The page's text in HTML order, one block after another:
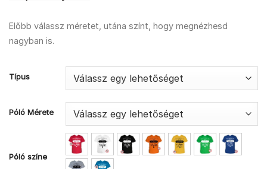
Előbb válassz méretet, utána színt, hogy megnézhesd
nagyban is.
Típus
Póló Mérete
Póló színe